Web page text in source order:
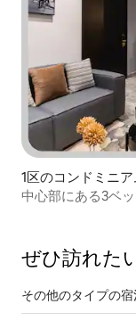
1区のコンドミニア
中心部にある3ベ
ぜひ訪⁠れ⁠た⁠
その他のタ⁠イ⁠プ⁠の